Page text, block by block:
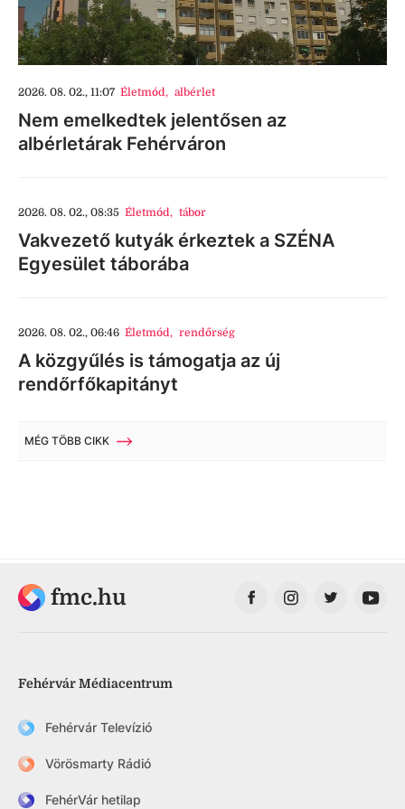
2026. 08. 02., 11:07 Életmód, albérlet
Nem emelkedtek jelentősen az
albérletárak Fehérváron
2026. 08. 02., 08:35 Életmód, tábor
Vakvezető kutyák érkeztek a SZÉNA
Egyesület táborába
2026. 08. 02., 06:46 Életmód, rendőrség
A közgyűlés is támogatja az új
rendőrfőkapitányt
MÉG TÖBB CIKK
fmc.hu
Fehérvár Médiacentrum
Fehérvár Televízió
Vörösmarty Rádió
FehérVár hetilap